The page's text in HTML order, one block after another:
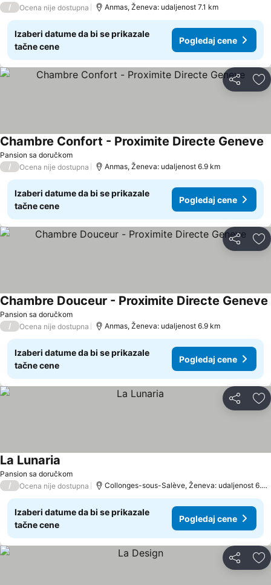
/ Ocena nije dostupna Anmas, Ženeva: udaljenost 7.1 km
Izaberi datume da bi se prikazale
tačne cene
Pogledaj cene
Deli
Pansion sa doručkom
Chambre Confort - Proximite Directe Geneve
/ Ocena nije dostupna Anmas, Ženeva: udaljenost 6.9 km
Izaberi datume da bi se prikazale
tačne cene
Pogledaj cene
Deli
Pansion sa doručkom
Chambre Douceur - Proximite Directe Geneve
/ Ocena nije dostupna Anmas, Ženeva: udaljenost 6.9 km
Izaberi datume da bi se prikazale
tačne cene
Pogledaj cene
Deli
Pansion sa doručkom
La Lunaria
/ Ocena nije dostupna Collonges-sous-Salève, Ženeva: udaljenost 6.7 km
Izaberi datume da bi se prikazale
tačne cene
Pogledaj cene
Deli